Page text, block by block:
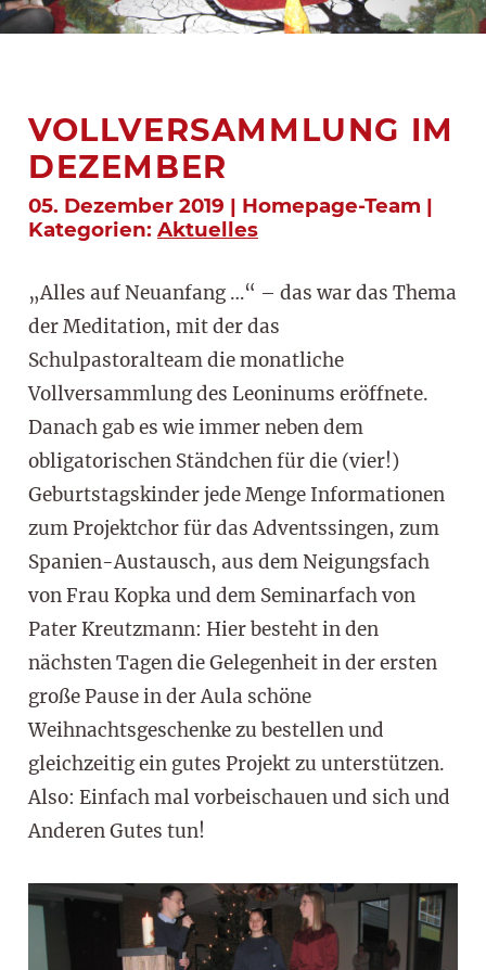
VOLLVERSAMMLUNG IM
DEZEMBER
05. Dezember 2019 | Homepage-Team |
Kategorien: Aktuelles
„Alles auf Neuanfang …“ – das war das Thema
der Meditation, mit der das
Schulpastoralteam die monatliche
Vollversammlung des Leoninums eröffnete.
Danach gab es wie immer neben dem
obligatorischen Ständchen für die (vier!)
Geburtstagskinder jede Menge Informationen
zum Projektchor für das Adventssingen, zum
Spanien-Austausch, aus dem Neigungsfach
von Frau Kopka und dem Seminarfach von
Pater Kreutzmann: Hier besteht in den
nächsten Tagen die Gelegenheit in der ersten
große Pause in der Aula schöne
Weihnachtsgeschenke zu bestellen und
gleichzeitig ein gutes Projekt zu unterstützen.
Also: Einfach mal vorbeischauen und sich und
Anderen Gutes tun!